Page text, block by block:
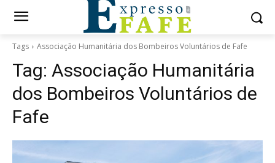
Tags Associação Humanitária dos Bombeiros Voluntários de Fafe
Tag: Associação Humanitária
dos Bombeiros Voluntários de
Fafe